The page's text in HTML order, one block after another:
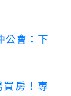
公會：下
房！專